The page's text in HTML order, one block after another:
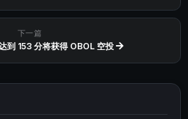
下一篇
到 153 分将获得 OBOL 空投